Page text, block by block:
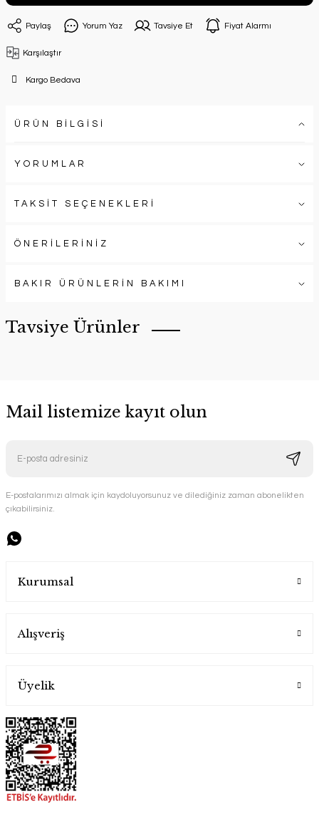
Paylaş Yorum Yaz Tavsiye Et Fiyat Alarmı
Karşılaştır
Kargo Bedava
ÜRÜN BİLGİSİ
YORUMLAR
TAKSİT SEÇENEKLERİ
ÖNERİLERİNİZ
BAKIR ÜRÜNLERİN BAKIMI
Tavsiye Ürünler
Handygoo
Lezzetli Kahveler İçin Bakır Cezve
Handygoo
1.300,00 TL
Mail listemize kayıt olun
E-postalarımızı almak için kaydoluyorsunuz ve dilediğiniz zaman abonelikten
çıkabilirsiniz.
Kurumsal
Alışveriş
Üyelik